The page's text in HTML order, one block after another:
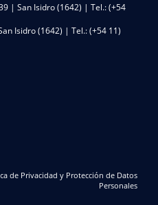
| San Isidro (1642) | Tel.: (+54
Isidro (1642) | Tel.: (+54 11)
de Privacidad y Protección de Datos
Personales